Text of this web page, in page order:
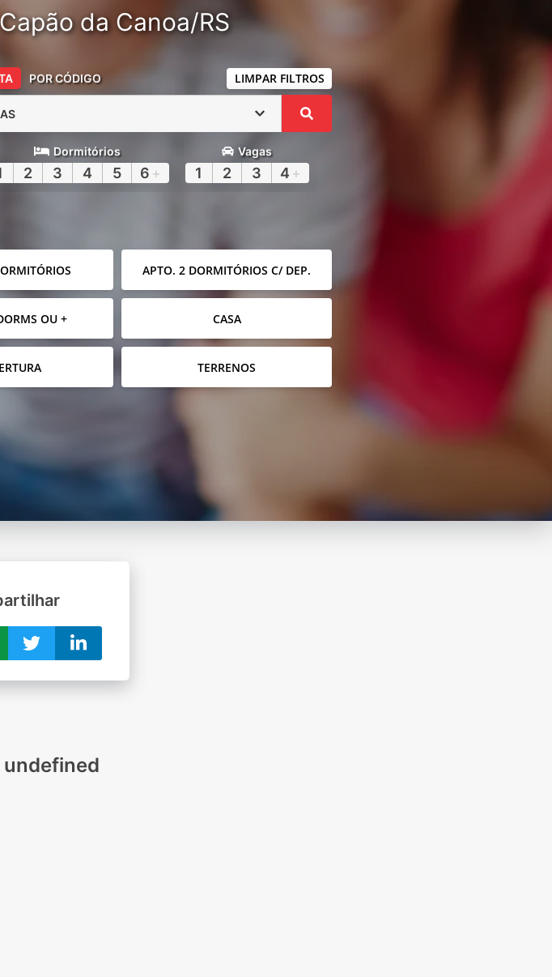
da Canoa/RS
POR CÓDIGO LIMPAR FILTROS
Dormitórios
2 3 4 5 6 +
Vagas
1 2 3 4 +
APTO. 2 DORMITÓRIOS C/ DEP.
OU + CASA
TERRENOS
undefined